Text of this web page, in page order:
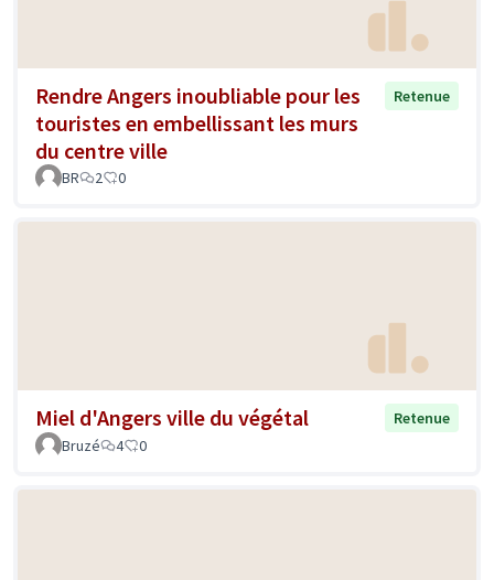
Rendre Angers inoubliable pour les
touristes en embellissant les murs
du centre ville
Retenue
BR 2 0
Miel d'Angers ville du végétal
Retenue
Bruzé
4 0